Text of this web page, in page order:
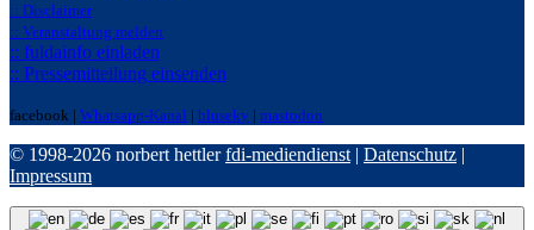
:: Disclaimer
:: Veranstaltung melden
:: fuldainfo einladen
:: Pressemitteilung einsenden
facebook | Whatsapp-Kanal | bluseky | mastodon
© 1998-2026 norbert hettlerfdi-mediendienst | Datenschutz |
Impressum